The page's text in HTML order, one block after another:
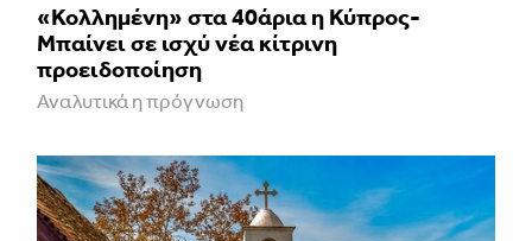
«Κολλημένη» στα 40άρια η Κύπρος-
Μπαίνει σε ισχύ νέα κίτρινη
προειδοποίηση
Αναλυτικά η πρόγνωση